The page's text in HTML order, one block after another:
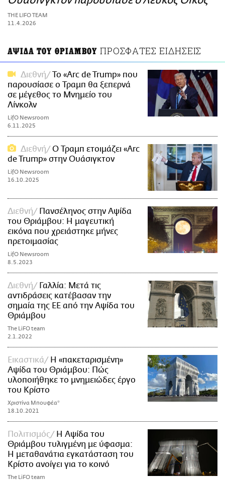
ΑΜΠΑ
PRINT
THE LIFO TEAM
11.4.2026
ΑΨΙΔΑ ΤΟΥ ΘΡΙΑΜΒΟΥ ΠΡΟΣΦΑΤΕΣ ΕΙΔΗΣΕΙΣ
Διεθνή
Το «Arc de Trump» που
παρουσίασε ο Τραμπ θα ξεπερνά
σε μέγεθος το Μνημείο του
Λίνκολν
LifO Newsroom
6.11.2025
Διεθνή
Ο Τραμπ ετοιμάζει «Arc
de Trump» στην Ουάσιγκτον
LifO Newsroom
16.10.2025
Διεθνή
Πανσέληνος στην Αψίδα
του Θριάμβου: Η μαγευτική
εικόνα που χρειάστηκε μήνες
πρετοιμασίας
LifO Newsroom
8.5.2023
Διεθνή
Γαλλία: Μετά τις
αντιδράσεις κατέβασαν την
σημαία της ΕΕ από την Αψίδα του
Θριάμβου
The LiFO team
2.1.2022
Εικαστικά
Η «πακεταρισμένη»
Αψίδα του Θριάμβου: Πώς
υλοποιήθηκε το μνημειώδες έργο
του Κρίστο
Χριστίνα Μπουφέα*
18.10.2021
Πολιτισμός
Η Αψίδα του
Θριάμβου τυλιγμένη με ύφασμα:
Η μεταθανάτια εγκατάσταση του
Κρίστο ανοίγει για το κοινό
The LiFO team